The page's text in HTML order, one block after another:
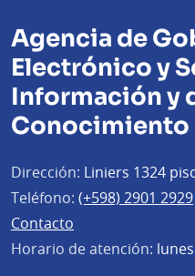
Agencia de
Electrónico y
Información y
Conocimiento
Dirección: Liniers 1324
Teléfono: (+598) 2901 2929
Contacto
Horario de atención: